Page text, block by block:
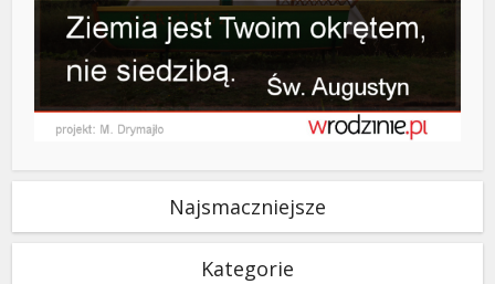
Najsmaczniejsze
Kategorie